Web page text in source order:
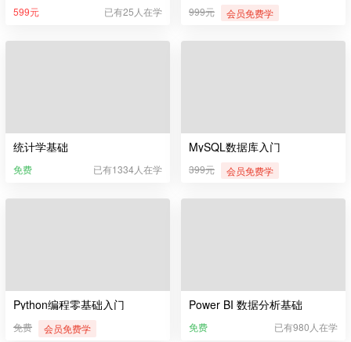
599元 已有25人在学 999元 会员免费学
统计学基础
免费 已有1334人在学
MySQL数据库入门
399元 会员免费学
Python编程零基础入门
免费 会员免费学
Power BI 数据分析基础
免费 已有980人在学